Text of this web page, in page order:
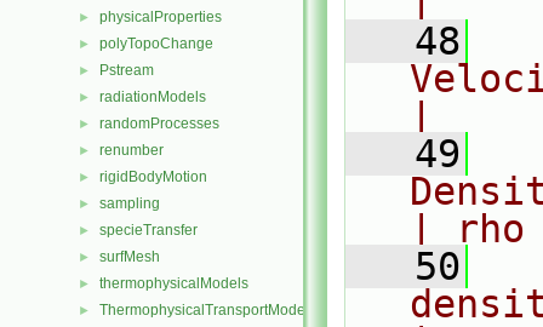
► physicalProperties
► polyTopoChange
► Pstream
► radiationModels
► randomProcesses
► renumber
► rigidBodyMotion
► sampling
► specieTransfer
► surfMesh
► thermophysicalModels
► ThermophysicalTransportModels
   48
   49
| rho
   50